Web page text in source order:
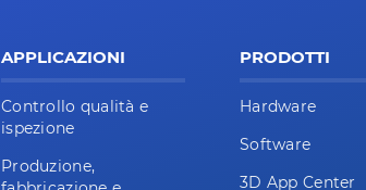
APPLICAZIONI
Controllo qualità e
ispezione
Produzione,
PRODOTTI
Hardware
Software
3D App Center